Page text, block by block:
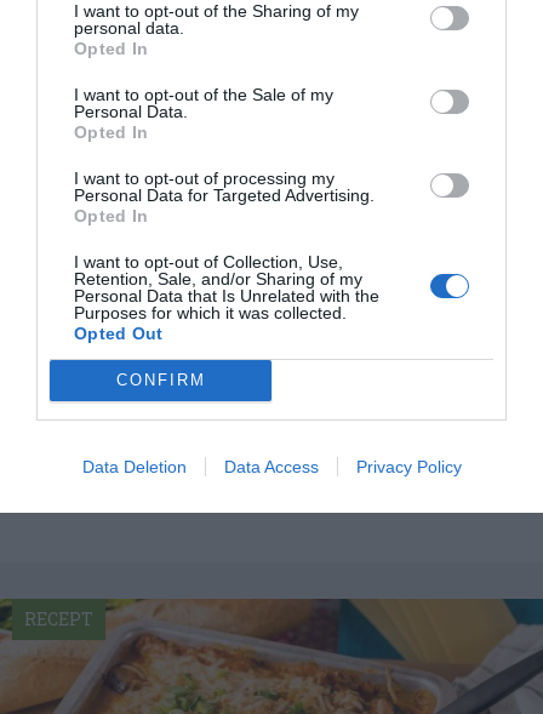
I want to opt-out of the Sharing of my
personal data.
Opted In
I want to opt-out of the Sale of my
Personal Data.
Opted In
I want to opt-out of processing my
Personal Data for Targeted Advertising.
Opted In
I want to opt-out of Collection, Use,
Retention, Sale, and/or Sharing of my
Personal Data that Is Unrelated with the
Purposes for which it was collected.
Opted Out
CONFIRM
Data Deletion Data Access Privacy Policy
Sushi Maki sushirullar
Sushi Maki är skivade bitar av en sjögräsrulle fylld
RECEPT
RECEPT